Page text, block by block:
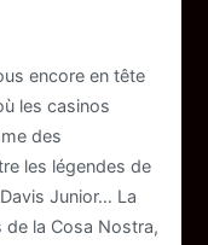
encore en tête
les casinos
des
les légendes de
Junior… La
de la Cosa Nostra,